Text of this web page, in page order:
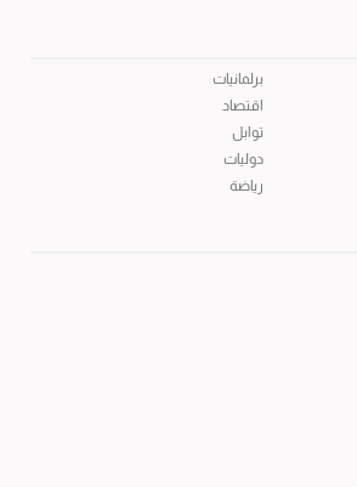
برلمانيات
اقتصاد
توابل
دوليات
رياضة